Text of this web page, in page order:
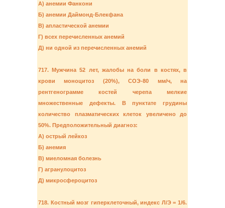
А) анемии Фанкони
Б) анемии Даймонд-Блекфана
В) апластической анемии
Г) всех перечисленных анемий
Д) ни одной из перечисленных анемий
717. Мужчина 52 лет, жалобы на боли в костях, в
крови моноцитоз (20%), СОЭ-80 мм/ч, на
рентгенограмме костей черепа мелкие
множественные дефекты. В пунктате грудины
количество плазматических клеток увеличено до
50%. Предположительный диагноз:
А) острый лейкоз
Б) анемия
В) миеломная болезнь
Г) агранулоцитоз
Д) микросфероцитоз
718. Костный мозг гиперклеточный, индекс Л/Э = 1/6.